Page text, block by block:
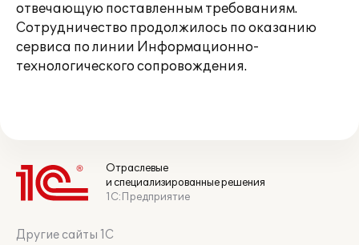
отвечающую поставленным требованиям.
Сотрудничество продолжилось по оказанию
сервиса по линии Информационно-
технологического сопровождения.
Отраслевые
и специализированные решения
1С:Предприятие
Другие сайты 1С